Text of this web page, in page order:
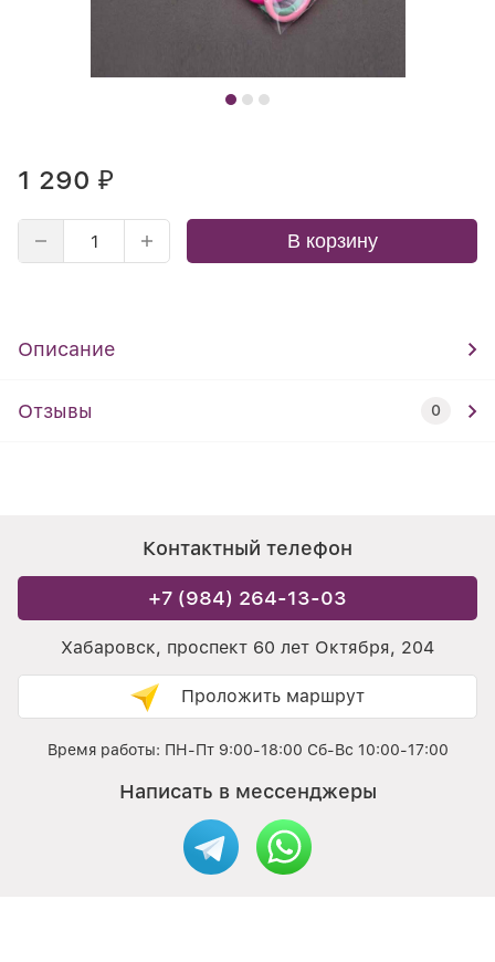
1 290 ₽
В корзину
Описание
Отзывы 0
Контактный телефон
+7 (984) 264-13-03
Хабаровск, проспект 60 лет Октября, 204
Проложить маршрут
Время работы: ПН-Пт 9:00-18:00 Сб-Вс 10:00-17:00
Написать в мессенджеры